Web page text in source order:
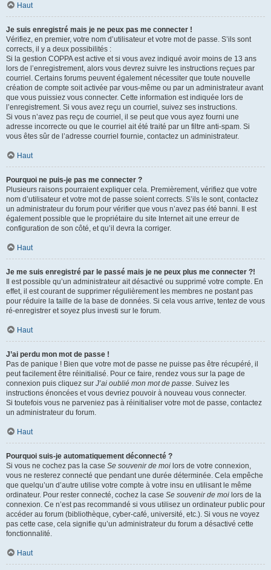
Haut
Je suis enregistré mais je ne peux pas me connecter !
Vérifiez, en premier, votre nom d’utilisateur et votre mot de passe. S’ils sont
corrects, il y a deux possibilités :
Si la gestion COPPA est active et si vous avez indiqué avoir moins de 13 ans
lors de l’enregistrement, alors vous devrez suivre les instructions reçues par
courriel. Certains forums peuvent également nécessiter que toute nouvelle
création de compte soit activée par vous-même ou par un administrateur avant
que vous puissiez vous connecter. Cette information est indiquée lors de
l’enregistrement. Si vous avez reçu un courriel, suivez ses instructions.
Si vous n’avez pas reçu de courriel, il se peut que vous ayez fourni une
adresse incorrecte ou que le courriel ait été traité par un filtre anti-spam. Si
vous êtes sûr de l’adresse courriel fournie, contactez un administrateur.
Haut
Pourquoi ne puis-je pas me connecter ?
Plusieurs raisons pourraient expliquer cela. Premièrement, vérifiez que votre
nom d’utilisateur et votre mot de passe soient corrects. S’ils le sont, contactez
un administrateur du forum pour vérifier que vous n’avez pas été banni. Il est
également possible que le propriétaire du site Internet ait une erreur de
configuration de son côté, et qu’il devra la corriger.
Haut
Je me suis enregistré par le passé mais je ne peux plus me connecter ?!
Il est possible qu’un administrateur ait désactivé ou supprimé votre compte. En
effet, il est courant de supprimer régulièrement les membres ne postant pas
pour réduire la taille de la base de données. Si cela vous arrive, tentez de vous
ré-enregistrer et soyez plus investi sur le forum.
Haut
J’ai perdu mon mot de passe !
Pas de panique ! Bien que votre mot de passe ne puisse pas être récupéré, il
peut facilement être réinitialisé. Pour ce faire, rendez vous sur la page de
connexion puis cliquez sur J’ai oublié mon mot de passe. Suivez les
instructions énoncées et vous devriez pouvoir à nouveau vous connecter.
Si toutefois vous ne parveniez pas à réinitialiser votre mot de passe, contactez
un administrateur du forum.
Haut
Pourquoi suis-je automatiquement déconnecté ?
Si vous ne cochez pas la case Se souvenir de moi lors de votre connexion,
vous ne resterez connecté que pendant une durée déterminée. Cela empêche
que quelqu’un d’autre utilise votre compte à votre insu en utilisant le même
ordinateur. Pour rester connecté, cochez la case Se souvenir de moi lors de la
connexion. Ce n’est pas recommandé si vous utilisez un ordinateur public pour
accéder au forum (bibliothèque, cyber-café, université, etc.). Si vous ne voyez
pas cette case, cela signifie qu’un administrateur du forum a désactivé cette
fonctionnalité.
Haut